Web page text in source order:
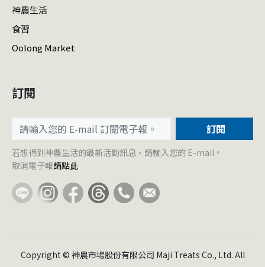
神農生活
食習
Oolong Market
訂閱
訂閱
若想得到神農生活的最新活動訊息，請輸入您的 E-mail。
取消電子報請點此
Copyright © 神農市場股份有限公司 Maji Treats Co., Ltd. All